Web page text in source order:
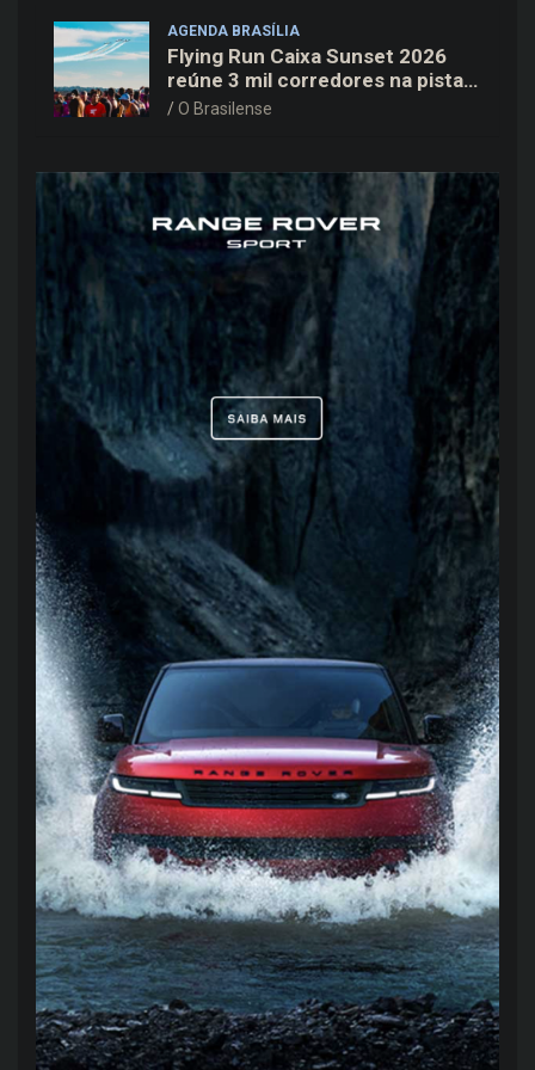
AGENDA BRASÍLIA
Flying Run Caixa Sunset 2026
reúne 3 mil corredores na pista
do Aeroporto de Brasília neste
O Brasilense